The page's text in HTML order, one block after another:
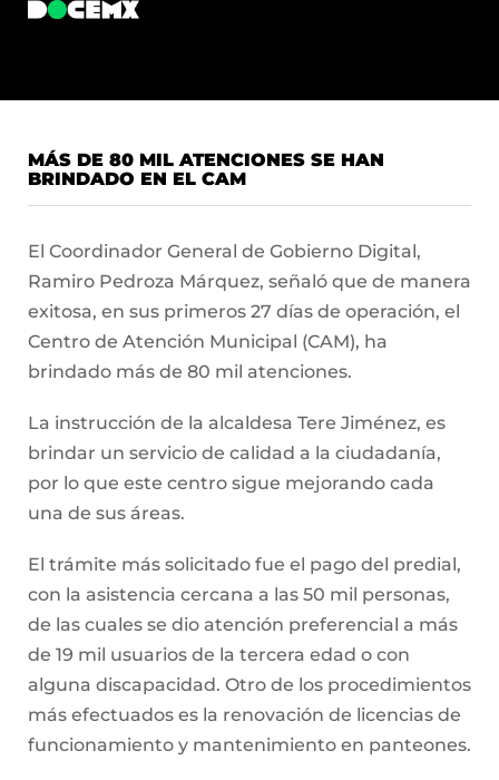
MÁS DE 80 MIL ATENCIONES SE HAN
BRINDADO EN EL CAM
El Coordinador General de Gobierno Digital,
Ramiro Pedroza Márquez, señaló que de manera
exitosa, en sus primeros 27 días de operación, el
Centro de Atención Municipal (CAM), ha
brindado más de 80 mil atenciones.
La instrucción de la alcaldesa Tere Jiménez, es
brindar un servicio de calidad a la ciudadanía,
por lo que este centro sigue mejorando cada
una de sus áreas.
El trámite más solicitado fue el pago del predial,
con la asistencia cercana a las 50 mil personas,
de las cuales se dio atención preferencial a más
de 19 mil usuarios de la tercera edad o con
alguna discapacidad. Otro de los procedimientos
más efectuados es la renovación de licencias de
funcionamiento y mantenimiento en panteones.